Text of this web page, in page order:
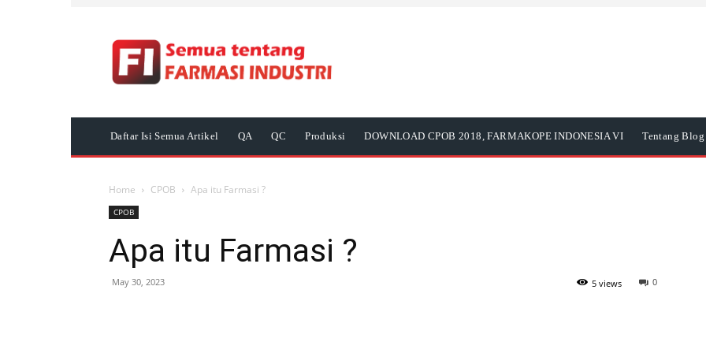
Daftar Isi Semua Artikel QA QC Produksi DOWNLOAD CPOB 2018, FARMAKOPE INDONESIA VI Tentang
Home CPOB Apa itu Farmasi ?
CPOB
Apa itu Farmasi ?
May 30, 2023 0
5 views